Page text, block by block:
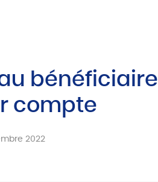
bénéficiaire
compte
2022